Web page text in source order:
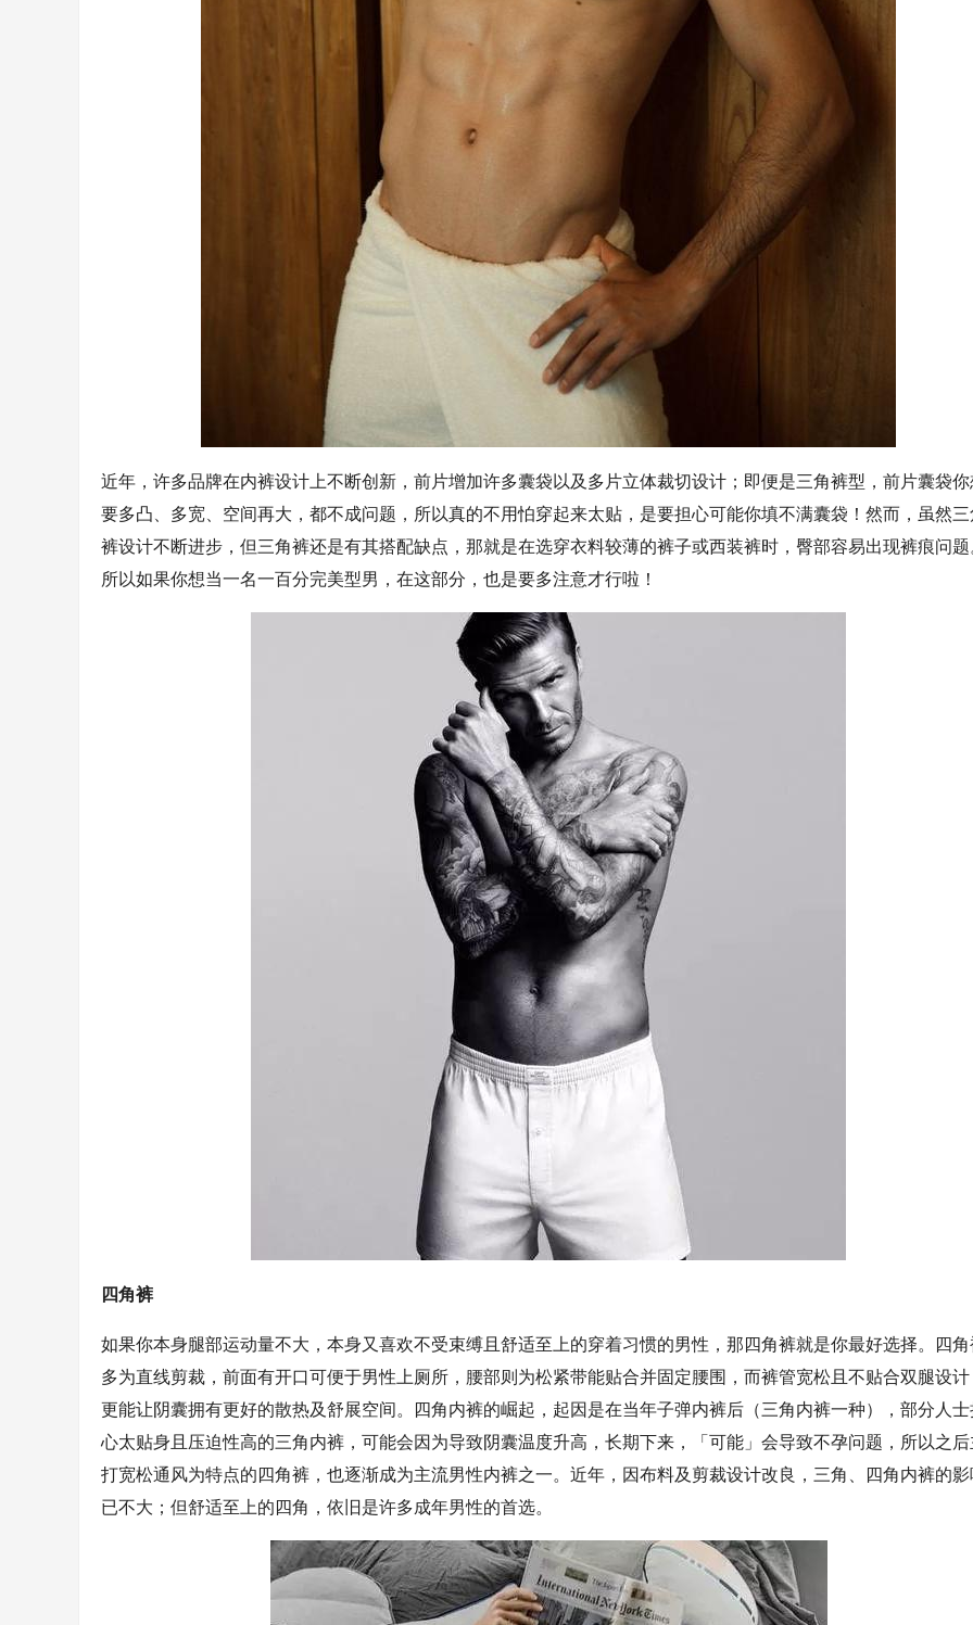
近年，许多品牌在内裤设计上不断创新，前片增加许多囊袋以及多片立体裁切设计；即便是三角裤型，前片囊袋你
要多凸、多宽、空间再大，都不成问题，所以真的不用怕穿起来太贴，是要担心可能你填不满囊袋！然而，虽然三
裤设计不断进步，但三角裤还是有其搭配缺点，那就是在选穿衣料较薄的裤子或西装裤时，臀部容易出现裤痕问题
所以如果你想当一名一百分完美型男，在这部分，也是要多注意才行啦！
四角裤
如果你本身腿部运动量不大，本身又喜欢不受束缚且舒适至上的穿着习惯的男性，那四角裤就是你最好选择。四
多为直线剪裁，前面有开口可便于男性上厕所，腰部则为松紧带能贴合并固定腰围，而裤管宽松且不贴合双腿设计
更能让阴囊拥有更好的散热及舒展空间。四角内裤的崛起，起因是在当年子弹内裤后（三角内裤一种），部分人士
心太贴身且压迫性高的三角内裤，可能会因为导致阴囊温度升高，长期下来，「可能」会导致不孕问题，所以之后
打宽松通风为特点的四角裤，也逐渐成为主流男性内裤之一。近年，因布料及剪裁设计改良，三角、四角内裤的影
已不大；但舒适至上的四角，依旧是许多成年男性的首选。